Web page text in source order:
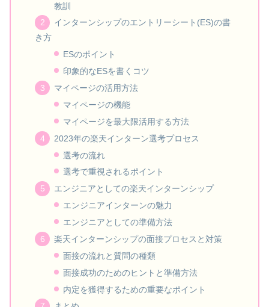
教訓
インターンシップのエントリーシート(ES)の書
き方
ESのポイント
印象的なESを書くコツ
マイページの活用方法
マイページの機能
マイページを最大限活用する方法
2023年の楽天インターン選考プロセス
選考の流れ
選考で重視されるポイント
エンジニアとしての楽天インターンシップ
エンジニアインターンの魅力
エンジニアとしての準備方法
楽天インターンシップの面接プロセスと対策
面接の流れと質問の種類
面接成功のためのヒントと準備方法
内定を獲得するための重要なポイント